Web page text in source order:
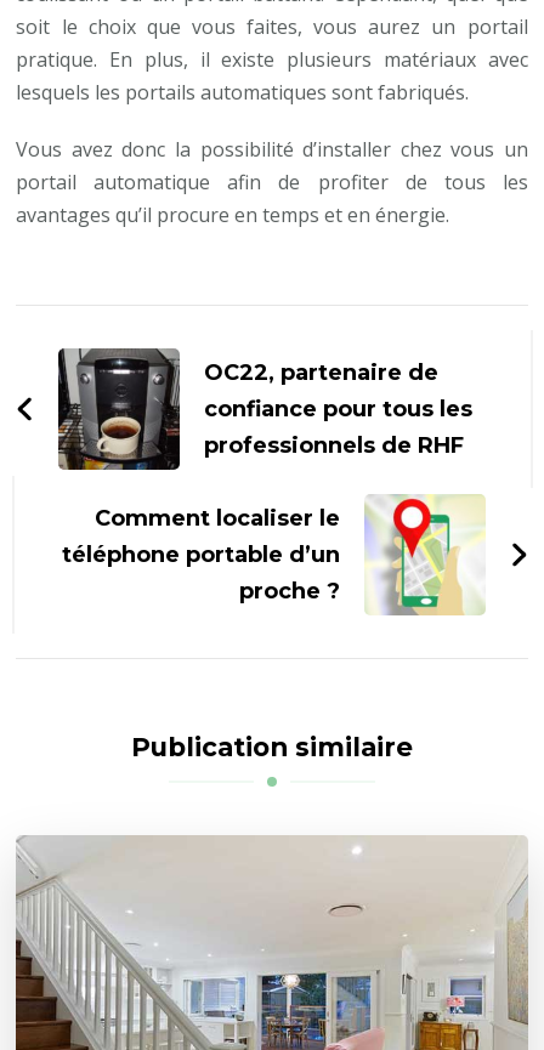
soit le choix que vous faites, vous aurez un portail
pratique. En plus, il existe plusieurs matériaux avec
lesquels les portails automatiques sont fabriqués.
Vous avez donc la possibilité d’installer chez vous un
portail automatique afin de profiter de tous les
avantages qu’il procure en temps et en énergie.
d'article
OC22, partenaire de
confiance pour tous les
professionnels de RHF
Comment localiser le
téléphone portable d’un
proche ?
Publication similaire